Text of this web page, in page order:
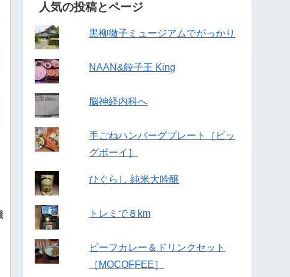
人気の投稿とページ
黒柳徹子ミュージアムでがっかり
NAAN&餃子王 King
脳神経内科へ
手ごねハンバーグプレート［ビッ
グボーイ］
ひぐらし 純米大吟醸
トレミで８km
ビーフカレー＆ドリンクセット
［MOCOFFEE］